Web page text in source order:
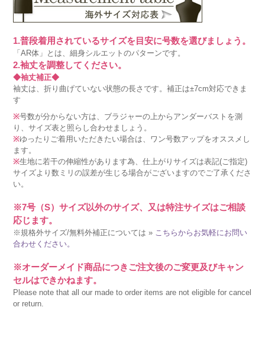
1.普段着用されているサイズを目安に号数を選びましょう。
「AR体」とは、細身シルエットのパターンです。
2.袖丈を調整してください。
◆袖丈補正◆
袖丈は、折り曲げていない状態の長さです。補正は±7cm対応できま
す
※号数が分からない方は、ブラジャーの上からアンダーバストを測
り、サイズ表と照らし合わせましょう。
※ゆったりご着用いただきたい場合は、ワン号数アップをオススメし
ます。
※生地に若干の伸縮性があります為、仕上がりサイズは表記(ご指定)
サイズより数ミリの誤差が生じる場合がございますのでご了承くださ
い。
※7号（S）サイズ以外のサイズ、又は特注サイズはご相談
応じます。
※規格外サイズ/無料外補正については » こちらからお気軽にお問い
合わせください。
※オーダーメイド商品につきご注文後のご変更及びキャン
セルはできかねます。
Please note that all our made to order items are not eligible for cancel
or return.